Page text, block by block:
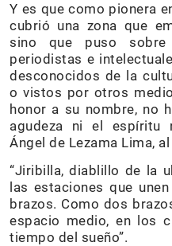
Y es que como pionera
cubrió una zona que
sino que puso
periodistas e
desconocidos de la
o vistos por otros
honor a su nombre, no
agudeza ni el espíritu
Ángel de Lezama Lima,
“Jiribilla, diablillo de la
las estaciones que
brazos. Como dos
espacio medio, en los
tiempo del sueño”.